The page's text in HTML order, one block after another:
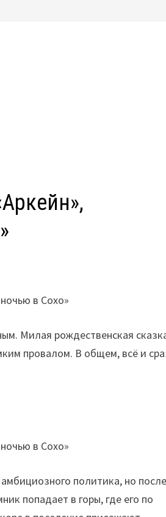
Милая рождественская
провалом. В общем, всё и
политика, но после
попадает в горы, где его по